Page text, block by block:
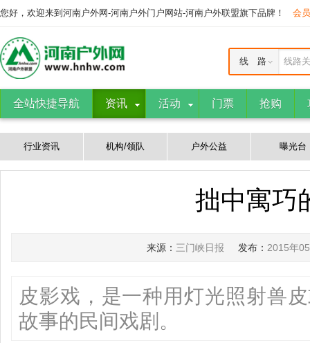
您好，欢迎来到河南户外网-河南户外门户网站-河南户外联盟旗下品牌！ 会
线路
线 路
全站快捷导航 资讯 活动 门票 抢购
行业资讯 机构/领队 户外公益 曝光台
拙中寓巧
来源： 三门峡日报 发布： 2015年
皮影戏，是一种用灯光照射兽
故事的民间戏剧。